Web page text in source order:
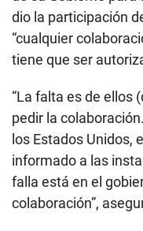
dio la participación
“cualquier
tiene que ser
“La falta es de ellos
pedir la
los Estados Unidos,
informado a las
falla está en el
colaboración”,